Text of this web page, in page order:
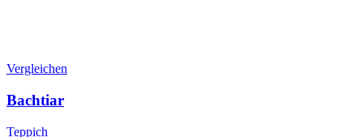
Vergleichen
Bachtiar
Teppich